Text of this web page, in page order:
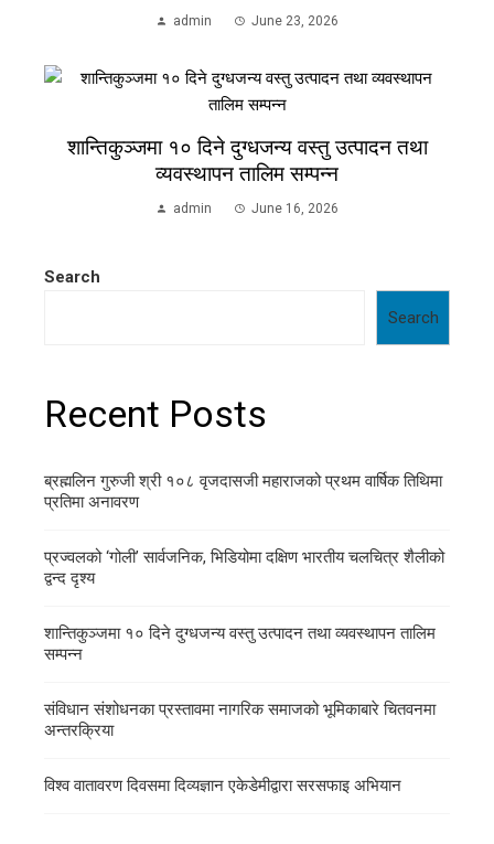
admin June 23, 2026
शान्तिकुञ्जमा १० दिने दुग्धजन्य वस्तु उत्पादन तथा
व्यवस्थापन तालिम सम्पन्न
admin June 16, 2026
Search
Search
Recent Posts
ब्रह्मलिन गुरुजी श्री १०८ वृजदासजी महाराजको प्रथम वार्षिक तिथिमा
प्रतिमा अनावरण
प्रज्वलको ‘गोली’ सार्वजनिक, भिडियोमा दक्षिण भारतीय चलचित्र शैलीको
द्वन्द दृश्य
शान्तिकुञ्जमा १० दिने दुग्धजन्य वस्तु उत्पादन तथा व्यवस्थापन तालिम
सम्पन्न
संविधान संशोधनका प्रस्तावमा नागरिक समाजको भूमिकाबारे चितवनमा
अन्तरक्रिया
विश्व वातावरण दिवसमा दिव्यज्ञान एकेडेमीद्वारा सरसफाइ अभियान